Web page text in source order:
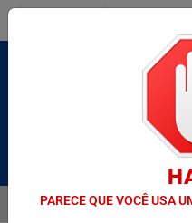
Pesquisar Notícia
HOMENAGEIA UZIEL
PARECE QUE VOCÊ USA